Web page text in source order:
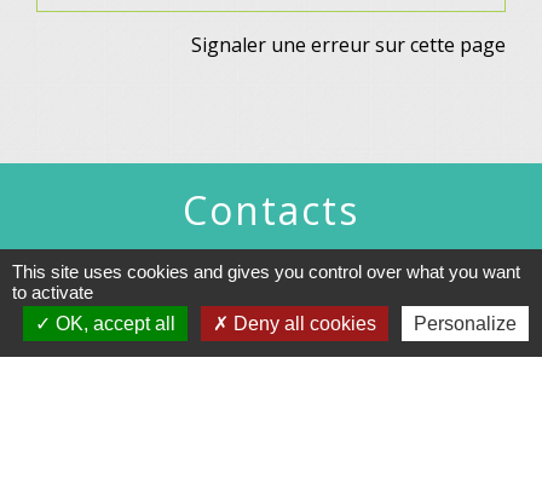
Signaler une erreur sur cette page
Contacts
Commune de Gennes
1 rue du Lavoir
25660 Gennes - FRANCE
+33 3 81 55 75 32
Contact par formulaire
This site uses cookies and gives you control over what you want
to activate
OK, accept all
Deny all cookies Personalize